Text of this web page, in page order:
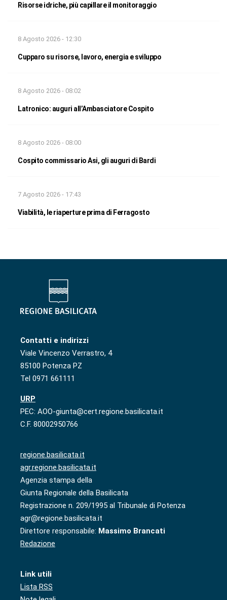
Risorse idriche, più capillare il monitoraggio
8 Agosto 2026 - 12:30
Cupparo su risorse, lavoro, energia e sviluppo
8 Agosto 2026 - 08:02
Latronico: auguri all’Ambasciatore Cospito
8 Agosto 2026 - 08:00
Cospito commissario Asi, gli auguri di Bardi
7 Agosto 2026 - 17:43
Viabilità, le riaperture prima di Ferragosto
Contatti e indirizzi
Viale Vincenzo Verrastro, 4
85100 Potenza PZ
Tel 0971 661111
URP
PEC: AOO-giunta@cert.regione.basilicata.it
C.F. 80002950766
regione.basilicata.it
agr.regione.basilicata.it
Agenzia stampa della
Giunta Regionale della Basilicata
Registrazione n. 209/1995 al Tribunale di Potenza
agr@regione.basilicata.it
Direttore responsabile: Massimo Brancati
Redazione
Link utili
Lista RSS